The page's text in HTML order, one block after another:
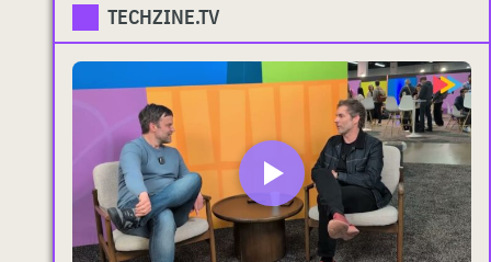
TECHZINE.TV